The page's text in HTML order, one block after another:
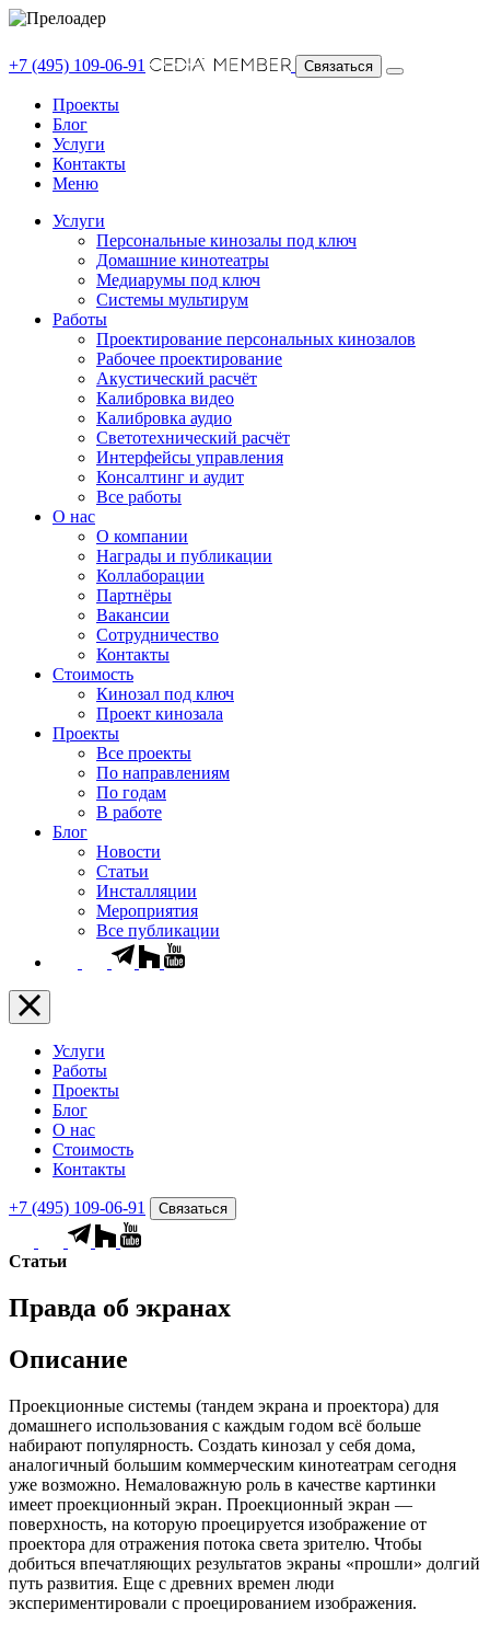
+7 (495) 109-06-91 Связаться
Проекты
Блог
Услуги
Контакты
Меню
Услуги
Персональные кинозалы под ключ
Домашние кинотеатры
Медиарумы под ключ
Системы мультирум
Работы
Проектирование персональных кинозалов
Рабочее проектирование
Акустический расчёт
Калибровка видео
Калибровка аудио
Светотехнический расчёт
Интерфейсы управления
Консалтинг и аудит
Все работы
О нас
О компании
Награды и публикации
Коллаборации
Партнёры
Вакансии
Сотрудничество
Контакты
Стоимость
Кинозал под ключ
Проект кинозала
Проекты
Все проекты
По направлениям
По годам
В работе
Блог
Новости
Статьи
Инсталляции
Мероприятия
Все публикации
Услуги
Работы
Проекты
Блог
О нас
Стоимость
Контакты
+7 (495) 109-06-91 Связаться
Статьи
Правда об экранах
Описание
Проекционные системы (тандем экрана и проектора) для
домашнего использования с каждым годом всё больше
набирают популярность. Создать кинозал у себя дома,
аналогичный большим коммерческим кинотеатрам сегодня
уже возможно. Немаловажную роль в качестве картинки
имеет проекционный экран. Проекционный экран —
поверхность, на которую проецируется изображение от
проектора для отражения потока света зрителю. Чтобы
добиться впечатляющих результатов экраны «прошли» долгий
путь развития. Еще с древних времен люди
экспериментировали с проецированием изображения.